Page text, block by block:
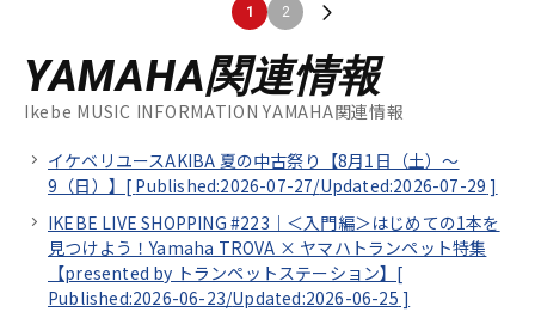
1 2
YAMAHA関連情報
Ikebe MUSIC INFORMATION YAMAHA関連情報
イケベリユースAKIBA 夏の中古祭り【8月1日（土）～
9（日）】[ Published:2026-07-27/Updated:2026-07-29 ]
IKEBE LIVE SHOPPING #223｜＜入門編＞はじめての1本を
見つけよう！Yamaha TROVA × ヤマハトランペット特集
【presented by トランペットステーション】[
Published:2026-06-23/Updated:2026-06-25 ]